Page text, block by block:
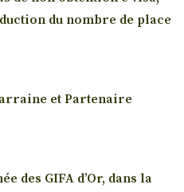
du nombre de place
et Partenaire
des GIFA d’Or, dans la